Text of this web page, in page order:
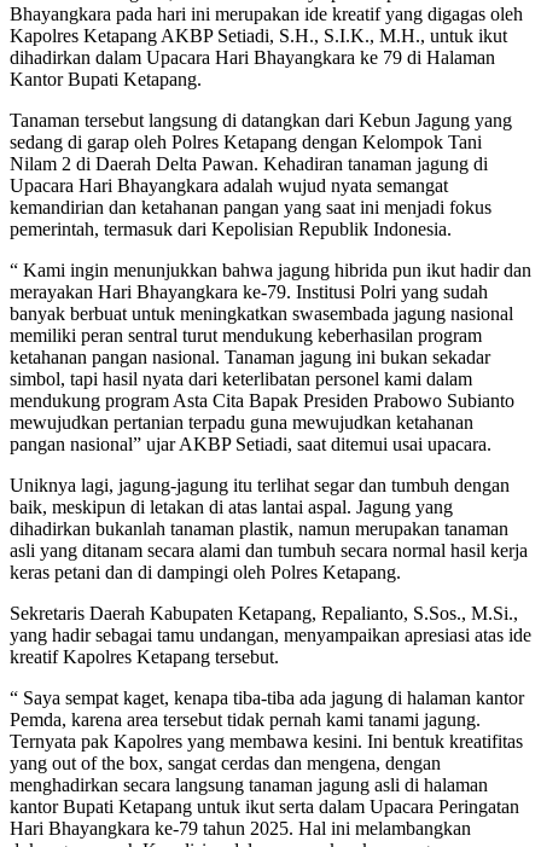
Bhayangkara pada hari ini merupakan ide kreatif yang digagas oleh
Kapolres Ketapang AKBP Setiadi, S.H., S.I.K., M.H., untuk ikut
dihadirkan dalam Upacara Hari Bhayangkara ke 79 di Halaman
Kantor Bupati Ketapang.
Tanaman tersebut langsung di datangkan dari Kebun Jagung yang
sedang di garap oleh Polres Ketapang dengan Kelompok Tani
Nilam 2 di Daerah Delta Pawan. Kehadiran tanaman jagung di
Upacara Hari Bhayangkara adalah wujud nyata semangat
kemandirian dan ketahanan pangan yang saat ini menjadi fokus
pemerintah, termasuk dari Kepolisian Republik Indonesia.
“ Kami ingin menunjukkan bahwa jagung hibrida pun ikut hadir dan
merayakan Hari Bhayangkara ke-79. Institusi Polri yang sudah
banyak berbuat untuk meningkatkan swasembada jagung nasional
memiliki peran sentral turut mendukung keberhasilan program
ketahanan pangan nasional. Tanaman jagung ini bukan sekadar
simbol, tapi hasil nyata dari keterlibatan personel kami dalam
mendukung program Asta Cita Bapak Presiden Prabowo Subianto
mewujudkan pertanian terpadu guna mewujudkan ketahanan
pangan nasional” ujar AKBP Setiadi, saat ditemui usai upacara.
Uniknya lagi, jagung-jagung itu terlihat segar dan tumbuh dengan
baik, meskipun di letakan di atas lantai aspal. Jagung yang
dihadirkan bukanlah tanaman plastik, namun merupakan tanaman
asli yang ditanam secara alami dan tumbuh secara normal hasil kerja
keras petani dan di dampingi oleh Polres Ketapang.
Sekretaris Daerah Kabupaten Ketapang, Repalianto, S.Sos., M.Si.,
yang hadir sebagai tamu undangan, menyampaikan apresiasi atas ide
kreatif Kapolres Ketapang tersebut.
“ Saya sempat kaget, kenapa tiba-tiba ada jagung di halaman kantor
Pemda, karena area tersebut tidak pernah kami tanami jagung.
Ternyata pak Kapolres yang membawa kesini. Ini bentuk kreatifitas
yang out of the box, sangat cerdas dan mengena, dengan
menghadirkan secara langsung tanaman jagung asli di halaman
kantor Bupati Ketapang untuk ikut serta dalam Upacara Peringatan
Hari Bhayangkara ke-79 tahun 2025. Hal ini melambangkan